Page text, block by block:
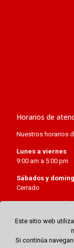
Horarios de
Nuestros horarios
Lunes a viernes
9:00 am a 5:00 pm
Sábados y
Cerrado
Este sitio web
Si continúa